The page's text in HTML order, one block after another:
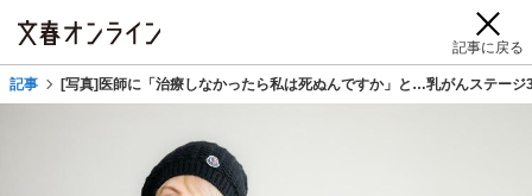
記事に戻る
記事 [写真]医師に「治療しなかったら私は死ぬんですか」と…乳がんステー